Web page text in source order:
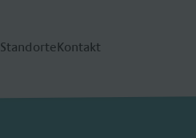
StandorteKontakt